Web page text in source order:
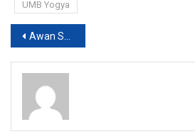
UMB Yogya
Post
navigation
Awan Santosa, Digitalisasi Usaha Mikro menjadi Suatu Keharusan di EraNew Normal